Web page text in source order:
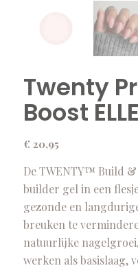
Twenty
Boost
€ 20,95
De TWENTY™ Build
builder gel in een
gezonde en
breuken te
natuurlijke
werken als basislaag,